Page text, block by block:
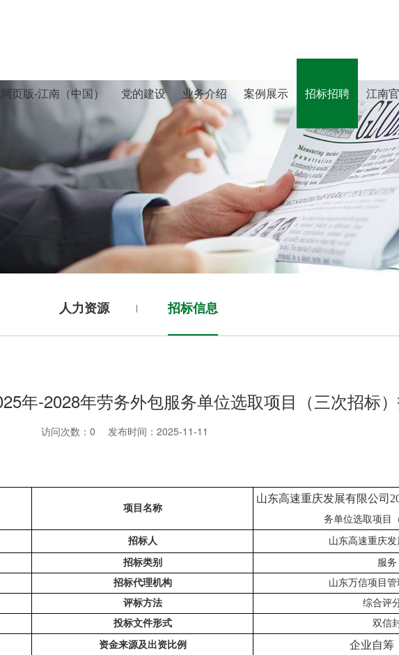
页版-江南（中国） 党的建设 业务介绍 案例展示 招标招聘 江南
人力资源 招标信息
年-2028年劳务外包服务单位选取项目（三次招标
访问次数： 0 发布时间：2025-11-11
项目名称
山东高速重庆发展有限公司
务单位选取项目
招标人 山东高速重庆发
招标类别
服务
招标代理机构
山东万信项目管
评标方法
综合评
投标文件形式 双信
资金来源及出资比例 企业自筹